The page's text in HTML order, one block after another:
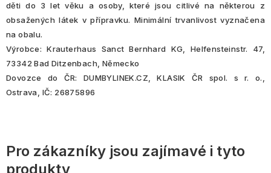
děti do 3 let věku a osoby, které jsou citlivé na některou z
obsažených látek v přípravku. Minimální trvanlivost vyznačena
na obalu.
Výrobce: Krauterhaus Sanct Bernhard KG, Helfensteinstr. 47,
73342 Bad Ditzenbach, Německo
Dovozce do ČR: DUMBYLINEK.CZ, KLASIK ČR spol. s r. o.,
Ostrava, IČ: 26875896
Pro zákazníky jsou zajímavé i tyto
produkty